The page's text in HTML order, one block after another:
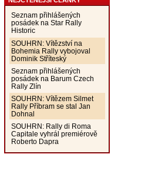
Seznam přihlášených
posádek na Star Rally
Historic
SOUHRN: Vítězství na
Bohemia Rally vybojoval
Dominik Stříteský
Seznam přihlášených
posádek na Barum Czech
Rally Zlín
SOUHRN: Vítězem Silmet
Rally Příbram se stal Jan
Dohnal
SOUHRN: Rally di Roma
Capitale vyhrál premiérově
Roberto Dapra